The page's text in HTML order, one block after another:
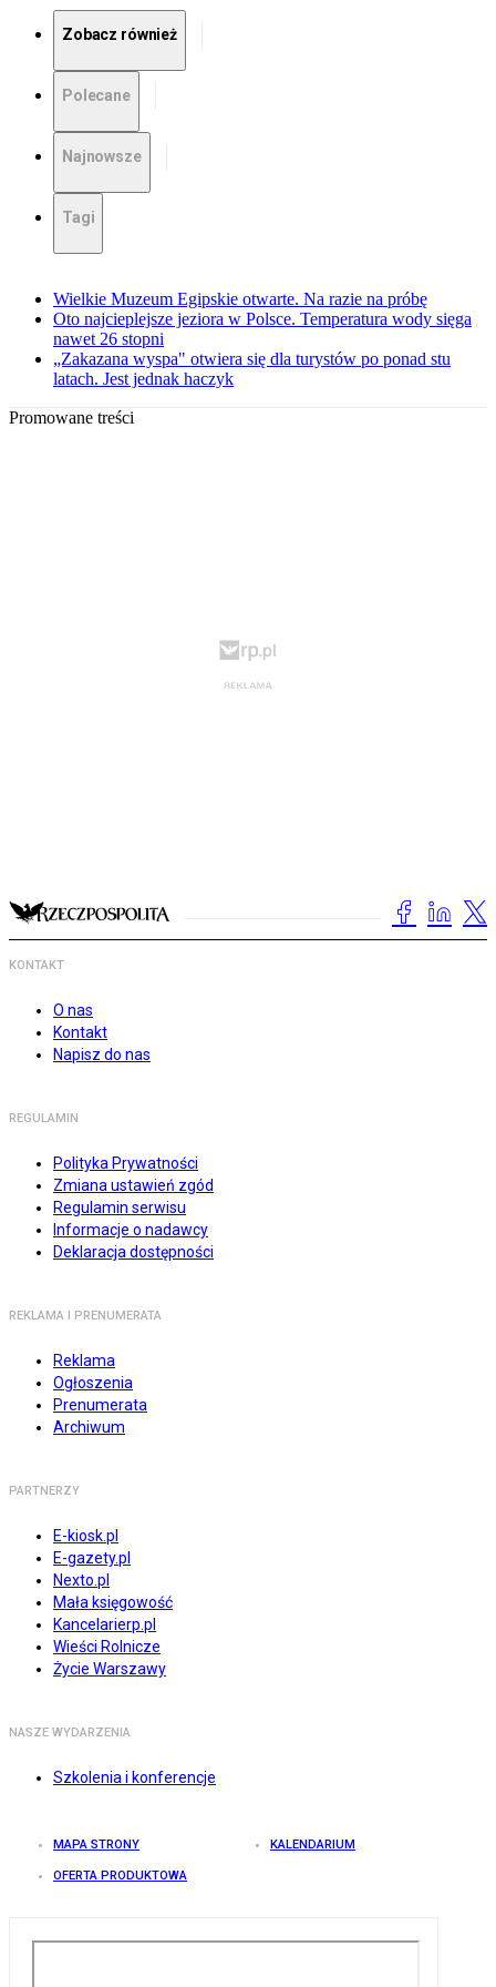
Zobacz również
Polecane
Najnowsze
Tagi
Wielkie Muzeum Egipskie otwarte. Na razie na próbę
Oto najcieplejsze jeziora w Polsce. Temperatura wody sięga
nawet 26 stopni
„Zakazana wyspa" otwiera się dla turystów po ponad stu
latach. Jest jednak haczyk
Promowane treści
KONTAKT
O nas
Kontakt
Napisz do nas
REGULAMIN
Polityka Prywatności
Zmiana ustawień zgód
Regulamin serwisu
Informacje o nadawcy
Deklaracja dostępności
REKLAMA I PRENUMERATA
Reklama
Ogłoszenia
Prenumerata
Archiwum
PARTNERZY
E-kiosk.pl
E-gazety.pl
Nexto.pl
Mała księgowość
Kancelarierp.pl
Wieści Rolnicze
Życie Warszawy
NASZE WYDARZENIA
Szkolenia i konferencje
MAPA STRONY KALENDARIUM
OFERTA PRODUKTOWA